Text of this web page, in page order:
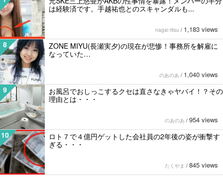
は経験済です。手越祐也とのスキャンダルも...
nagai ritsu / 1,183 views
8
ZONE MIYU(長瀬実夕)の現在が悲惨！事務所を解雇に
なっていた…
のあのあ / 1,040 views
9
お風呂でおしっこするクセは直さなきゃヤバイ！？その
理由とは・・・
のあのあ / 954 views
10
ロト７で４億円ゲットした会社員の2年後の姿が衝撃す
ぎる・・・
たくやま / 845 views